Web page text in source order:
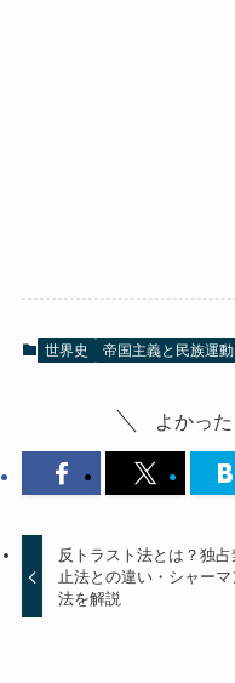
世界史 帝国主義と民族運動
よかっ
反トラスト法とは？独占
止法との違い・シャーマ
法を解説